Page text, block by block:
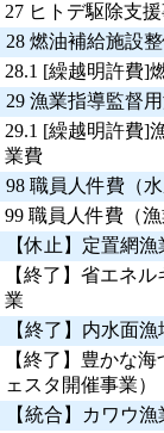
27 ヒトデ駆除支
28 燃油補給施設
28.1 [繰越明許費]
29 漁業指導監督
29.1 [繰越明許費]
業費
98 職員人件費（
99 職員人件費（
【休止】定置網
【終了】省エネ
業
【終了】内水面
【終了】豊かな
ェスタ開催事業）
【統合】カワウ